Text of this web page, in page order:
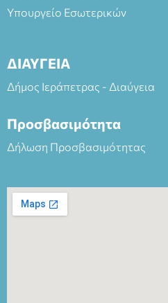
Υπουργείο Εσωτερικών
ΔΙΑΥΓΕΙΑ
Δήμος Ιεράπετρας - Διαύγεια
Προσβασιμότητα
Δήλωση Προσβασιμότητας